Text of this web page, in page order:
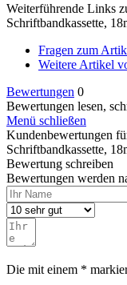
Weiterführende Links
Schriftbandkassette,
Fragen zum
Weitere Artikel
Bewertungen 0
Bewertungen lesen,
Menü schließen
Kundenbewertungen
Schriftbandkassette,
Bewertung schreiben
Bewertungen werden
Die mit einem *